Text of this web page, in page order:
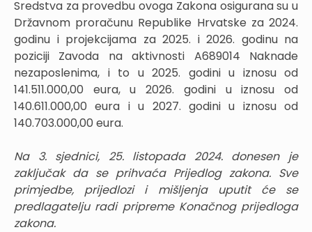
Sredstva za provedbu ovoga Zakona osigurana su u
Državnom proračunu Republike Hrvatske za 2024.
godinu i projekcijama za 2025. i 2026. godinu na
poziciji Zavoda na aktivnosti A689014 Naknade
nezaposlenima, i to u 2025. godini u iznosu od
141.511.000,00 eura, u 2026. godini u iznosu od
140.611.000,00 eura i u 2027. godini u iznosu od
140.703.000,00 eura.
Na 3. sjednici, 25. listopada 2024. donesen je
zaključak da se prihvaća Prijedlog zakona. Sve
primjedbe, prijedlozi i mišljenja uputit će se
predlagatelju radi pripreme Konačnog prijedloga
zakona.